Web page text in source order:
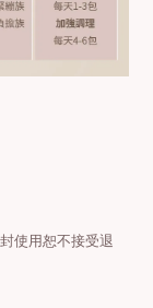
使用恕不接受退